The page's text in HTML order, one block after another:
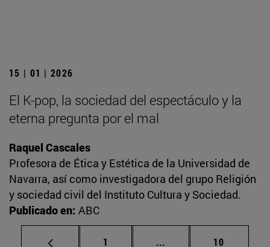
15 | 01 | 2026
El K-pop, la sociedad del espectáculo y la
eterna pregunta por el mal
Raquel Cascales
Profesora de Ética y Estética de la Universidad de
Navarra, así como investigadora del grupo Religión
y sociedad civil del Instituto Cultura y Sociedad.
Publicado en: ABC
Página
1 ... Páginas intermedias
Página
10